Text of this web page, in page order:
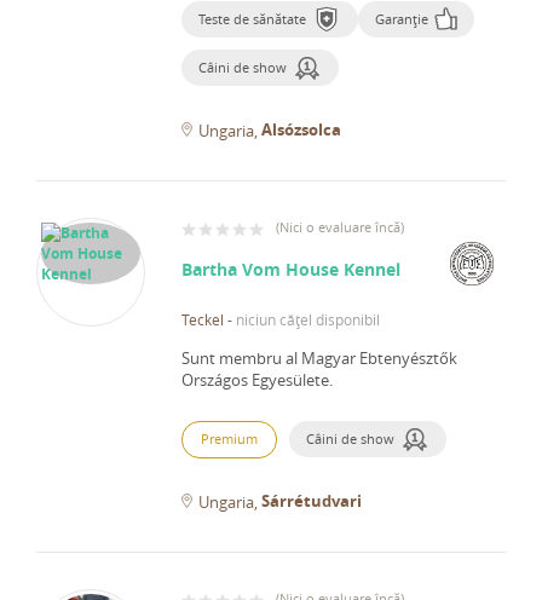
Teste de sănătate Garanție
Câini de show
Ungaria Alsózsolca
(Nici o evaluare încă)
Bartha Vom House Kennel
Teckel - niciun cățel disponibil
Sunt membru al Magyar Ebtenyésztők
Országos Egyesülete.
Premium Câini de show
Ungaria Sárrétudvari